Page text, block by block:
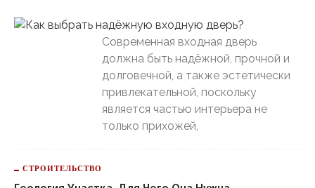
Современная входная дверь
должна быть надёжной, прочной и
долговечной, а также эстетически
привлекательной, поскольку
является частью интерьера не
только прихожей,
СТРОИТЕЛЬСТВО